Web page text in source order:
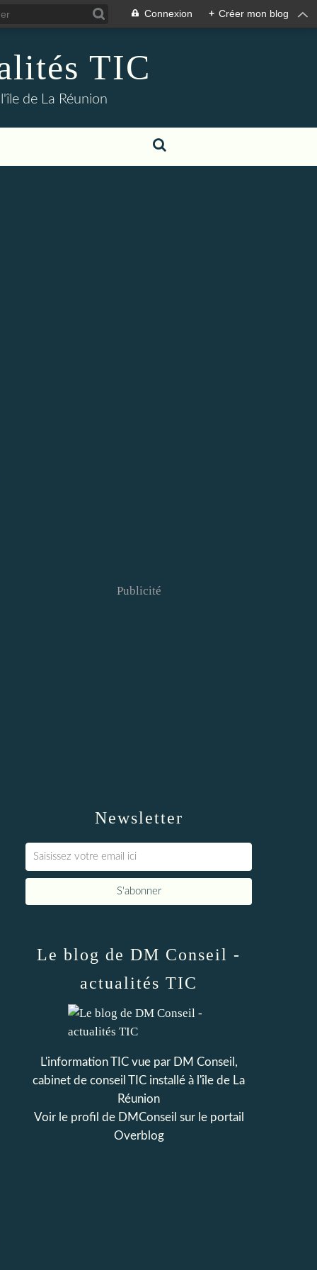
Connexion + Créer mon blog
TIC
de La Réunion
Newsletter
Publicité
Le blog de DM Conseil -
actualités TIC
L'information TIC vue par DM Conseil,
cabinet de conseil TIC installé à l'île de La
Réunion
Voir le profil de DMConseil sur le portail
Overblog